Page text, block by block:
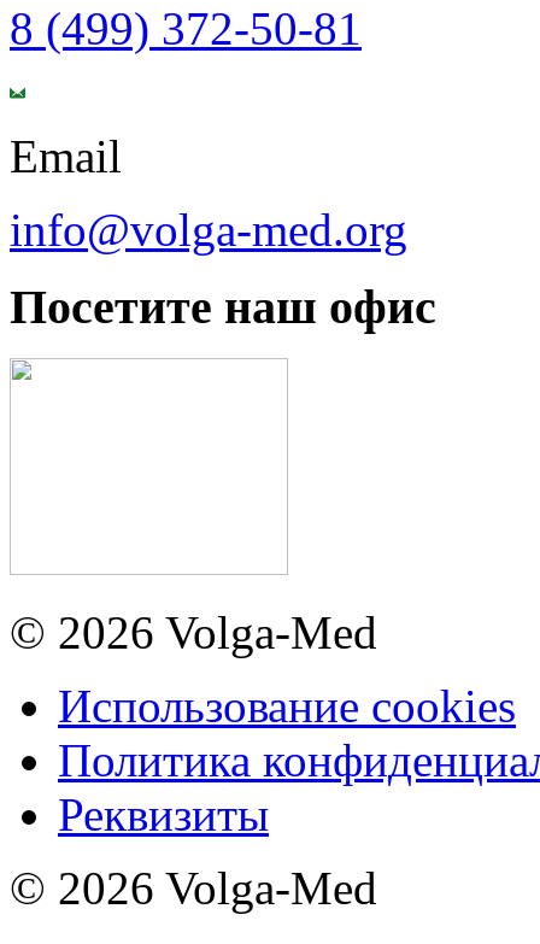
8 (499) 372-50-81
Email
info@volga-med.org
Посетите наш офис
© 2026 Volga-Med
Использование cookies
Политика
Реквизиты
© 2026 Volga-Med